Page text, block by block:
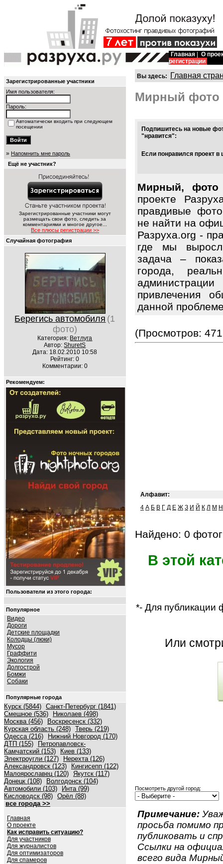
Главная
О
регистрации
Зарегистрированные участники
Имя пользователя:
Пароль:
Автоматически входить при следующем
посещении
» Напомнить мне пароль
Ещё не участник?
Зарегистрированные участники могут
размещать свои фото, следить за
комментариями и многое другое...
Все плюсы регистрации >>
Случайная фотография
Берегись автомобиля (1
фото)
Категория: Ветлуга
Автор:ShuretS
Дата: 18.02.2010 10:58
Рейтинг: 0
Комментарии: 0
Рекомендуем:
Пользователи из этого города:
Популярное
Видео
Дороги
Детские площадки
Колодцы (люки)
Мусор
Граффити
Экология
Долгострой
Бомжи
Собаки
Популярные города
Курск (5844) Санкт-Петербург (1841)
Смешное (536)
Николаев (498)
Москва (456)
Воскресенск (332)
Курская область (248) Тверь (219)
Одесса (216)
Нижний Новгород (170)
ДТП (155)
Петропавловск-
Камчатский (153)
Киев (133)
Электроугли (127)
Нерехта (126)
Александровск (123)
Кингисепп (122)
Малоярославец (120) Якутск (117)
Донецк (108)
Волгодонск (104)
Автомобили (103)
Инта (99)
Кисловодск (98) Орёл (88)
все города >>
Главная
О проекте
Как исправить ситуацию?
Для участников
Для журналистов
Для оптимизаторов
Для спамеров
Вы здесь: Главная
Мирный фото
Подпишитесь на новые
"нравится":
Если понравился проект
Мирный, фото
проекте
правдивые
не найти на
Разруха.org -
где мы
задача –
города,
привлечения
данной
(Просмотров:
Алфавит:
4 А Б В Г Д Е Ж З И Й К Л М Н
Найдено: 0
В этой
*- Для публикации
Или
Посмотреть другой город:
Примечание:
просьба помимо
публиковать и
Ссылки на
всего вида